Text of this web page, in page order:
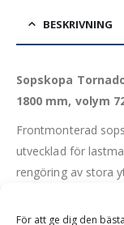
För att ge dig den
BESKRIVNING
Sopskopa
1800 mm, volym
Frontmonterad
utvecklad för
rengöring av stora